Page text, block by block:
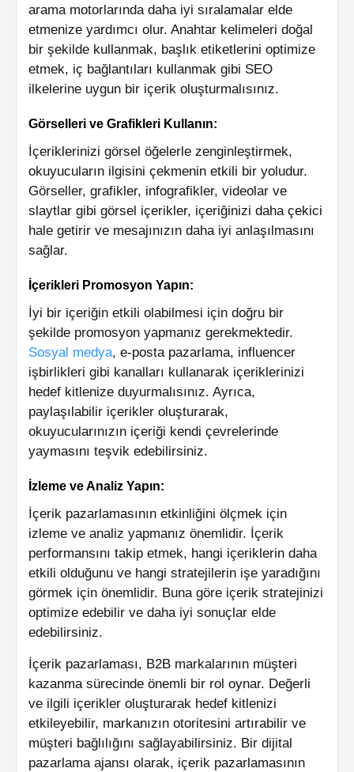
arama motorlarında daha iyi sıralamalar elde
etmenize yardımcı olur. Anahtar kelimeleri doğal
bir şekilde kullanmak, başlık etiketlerini optimize
etmek, iç bağlantıları kullanmak gibi SEO
ilkelerine uygun bir içerik oluşturmalısınız.
Görselleri ve Grafikleri Kullanın:
İçeriklerinizi görsel öğelerle zenginleştirmek,
okuyucuların ilgisini çekmenin etkili bir yoludur.
Görseller, grafikler, infografikler, videolar ve
slaytlar gibi görsel içerikler, içeriğinizi daha çekici
hale getirir ve mesajınızın daha iyi anlaşılmasını
sağlar.
İçerikleri Promosyon Yapın:
İyi bir içeriğin etkili olabilmesi için doğru bir
şekilde promosyon yapmanız gerekmektedir.
Sosyal medya, e-posta pazarlama, influencer
işbirlikleri gibi kanalları kullanarak içeriklerinizi
hedef kitlenize duyurmalısınız. Ayrıca,
paylaşılabilir içerikler oluşturarak,
okuyucularınızın içeriği kendi çevrelerinde
yaymasını teşvik edebilirsiniz.
İzleme ve Analiz Yapın:
İçerik pazarlamasının etkinliğini ölçmek için
izleme ve analiz yapmanız önemlidir. İçerik
performansını takip etmek, hangi içeriklerin daha
etkili olduğunu ve hangi stratejilerin işe yaradığını
görmek için önemlidir. Buna göre içerik stratejinizi
optimize edebilir ve daha iyi sonuçlar elde
edebilirsiniz.
İçerik pazarlaması, B2B markalarının müşteri
kazanma sürecinde önemli bir rol oynar. Değerli
ve ilgili içerikler oluşturarak hedef kitlenizi
etkileyebilir, markanızın otoritesini artırabilir ve
müşteri bağlılığını sağlayabilirsiniz. Bir dijital
pazarlama ajansı olarak, içerik pazarlamasının